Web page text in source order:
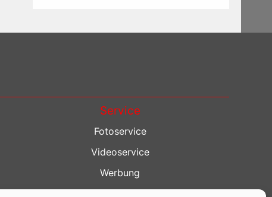
Service
Fotoservice
Videoservice
Werbung